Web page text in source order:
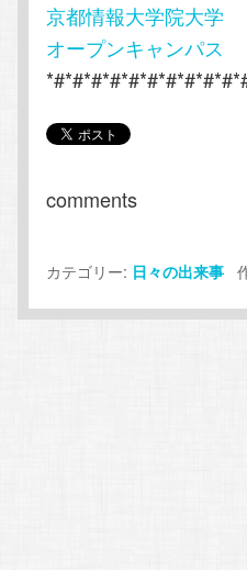
京都情報大学院大学
オープンキャンパス
comments
カテゴリー: 日々の出来事